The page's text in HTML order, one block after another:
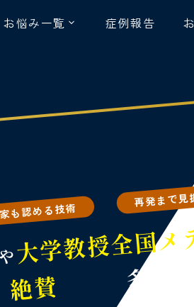
お悩み一覧 症例報告
も認める技術
や大学教授
絶賛
再発まで見
全国メ
多数